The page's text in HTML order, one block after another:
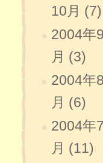
10月 (7)
2004年9
月 (3)
2004年8
月 (6)
2004年7
月 (11)